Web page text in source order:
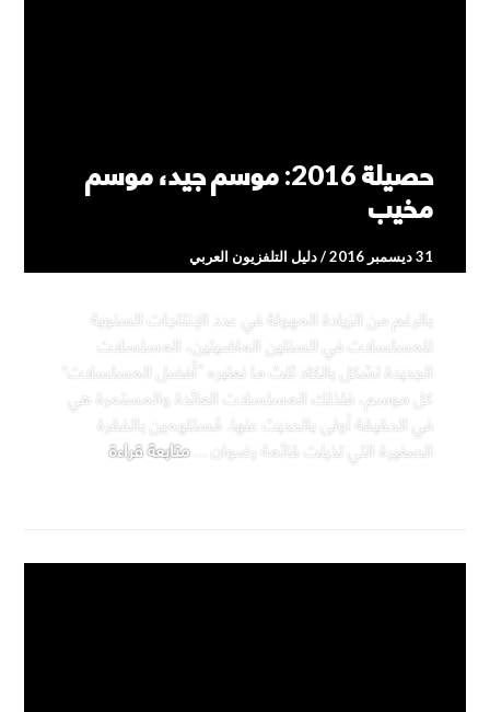
حصيلة 2016: موسم جيد، موسم
مخيب
31 ديسمبر 2016 دليل التلفزيون العربي
بالرغم من الزيادة المهولة في عدد الإنتاجات السنوية
للمسلسلات في السنتين الماضيتين، المسلسلات
الجديدة تشكل بالكاد ثلث ما نعتبره ”أفضل المسلسلات“
كل موسم، فلذلك المسلسلات العائدة والمستمرة هي
في الحقيقة أولى بالحديث عنها. مُستلهمين بالفقرة
الصغيرة التي تذيلت قائمة رضوان …متابعة قراءةحصيلة 2016: موسم جيد، موسم مخيب